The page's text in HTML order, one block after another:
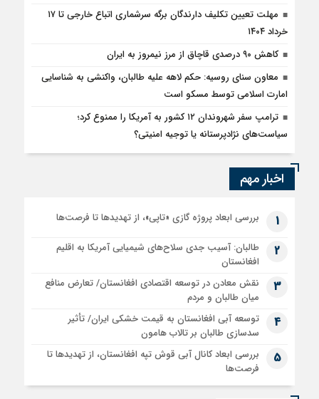
مهلت تعیین تکلیف دارندگان برگه سرشماری اتباع خارجی تا ۱۷
خرداد ۱۴۰۴
کاهش ۹۰ درصدی قاچاق از مرز نیمروز به ایران
معاون سنای روسیه: حکم لاهه علیه طالبان، واکنشی به شناسایی
امارت اسلامی توسط مسکو است
ترامپ سفر شهروندان ۱۲ کشور به آمریکا را ممنوع کرد؛
سیاست‌های نژادپرستانه یا توجیه امنیتی؟
اخبار مهم
1 بررسی ابعاد پروژه گازی «تاپی»، از تهدیدها تا فرصت‌ها
2
طالبان: آسیب جدی سلاح‌های شیمیایی آمریکا به اقلیم
افغانستان
3
نقش معادن در توسعه اقتصادی افغانستان/ تعارض منافع
میان طالبان و مردم
4
توسعه آبی افغانستان به قیمت خشکی ایران/ تأثیر
سدسازی طالبان بر تالاب هامون
5
بررسی ابعاد کانال آبی قوش تپه افغانستان، از تهدیدها تا
فرصت‌ها